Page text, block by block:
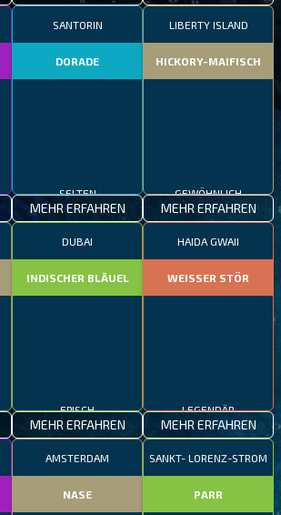
SANTORIN
DORADE
SELTEN
MEHR ERFAHREN
LIBERTY ISLAND
HICKORY-MAIFISCH
GEWÖHNLICH
MEHR ERFAHREN
DUBAI
INDISCHER BLÄUEL
EPISCH
MEHR ERFAHREN
HAIDA GWAII
WEISSER STÖR
LEGENDÄR
MEHR ERFAHREN
AMSTERDAM
NASE
SANKT- LORENZ-STROM
PARR